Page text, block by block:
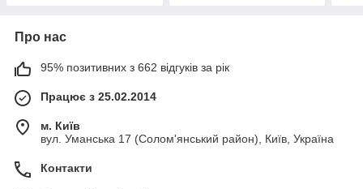
Про нас
95% позитивних з 662 відгуків за рік
Працює з 25.02.2014
м. Київ
вул. Уманська 17 (Солом'янський район), Київ, Україна
Контакти